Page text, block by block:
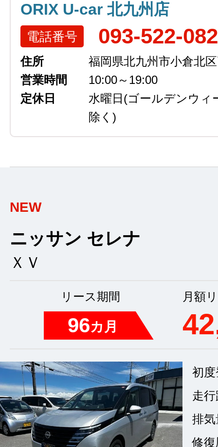
ORIX U-car 北九州店
電話番号 093-522-
住所
福岡県北九州市小倉北
営業時間
10:00～19:00
定休日
水曜日 (ゴールデンウィ
除く)
NEW
ニッサン セレナ
ＸＶ
リース期間
96カ月
月額
初
走
排気
修復